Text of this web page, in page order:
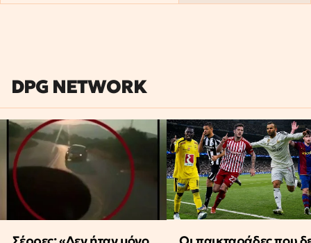
DPG NETWORK